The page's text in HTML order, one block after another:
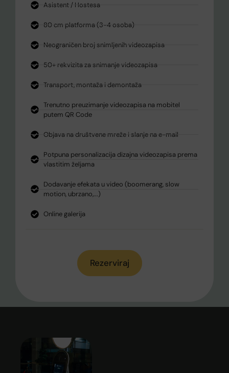
Asistent / Hostesa
80 cm platforma (3-4 osoba)
Neograničen broj snimljenih videozapisa
50+ rekvizita za snimanje videozapisa
Transport, montaža i demontaža
Trenutno preuzimanje videozapisa na mobitel
putem QR Code
Objava na društvene mreže i slanje na e-mail
Potpuna personalizacija dizajna videozapisa prema
vlastitim željama
Dodavanje efekata u video (boomerang, slow
motion, ubrzano,...)
Online galerija
Rezerviraj